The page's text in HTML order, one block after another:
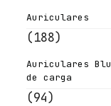
Auriculares
(188)
Auriculares
de carga
(94)